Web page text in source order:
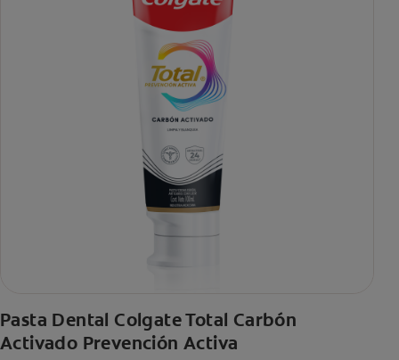
Pasta Dental Colgate Total Carbón
Activado Prevención Activa